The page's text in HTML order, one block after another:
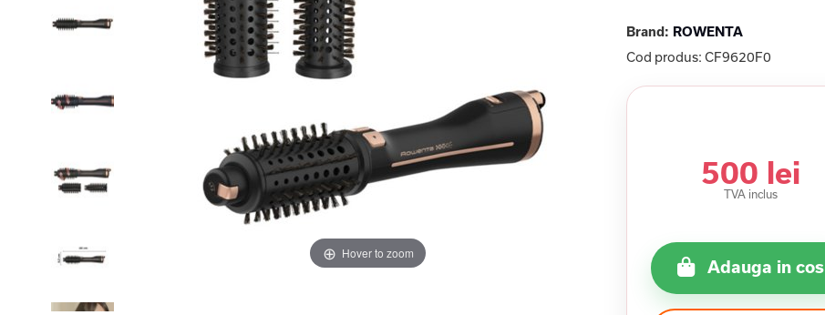
Hover to zoom
Brand: ROWENTA
Cod produs: CF9620F0
500 lei
TVA inclus
Adauga in cos